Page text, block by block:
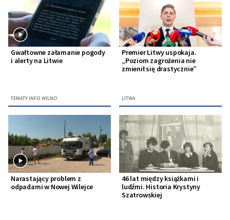
Gwałtowne załamanie pogody
i alerty na Litwie
TEMATY INFO WILNO
Premier Litwy uspokaja.
„Poziom zagrożenia nie
zmienił się drastycznie”
LITWA
Narastający problem z
odpadami w Nowej Wilejce
46 lat między książkami i
ludźmi. Historia Krystyny
Szatrowskiej